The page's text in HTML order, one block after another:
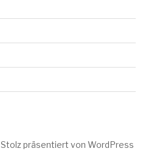
Stolz präsentiert von WordPress